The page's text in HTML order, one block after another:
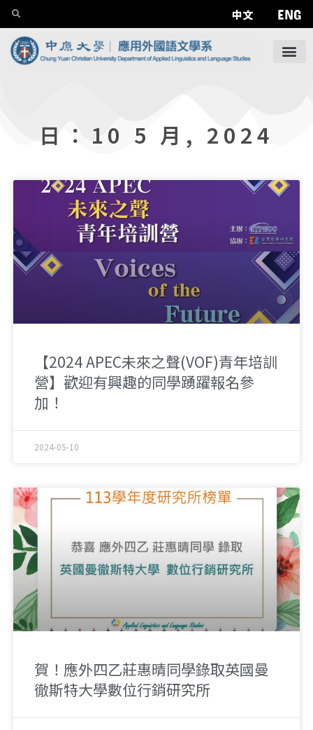
中文 ENG
日：10 5 月, 2024
【2024 APEC未來之聲(VOF)青年培訓
營】歡迎有興趣的同學踴躍報名參
加！
2024-05-10
賀！應外四乙莊惠晴同學錄取英國曼
徹斯特大學數位行銷研究所